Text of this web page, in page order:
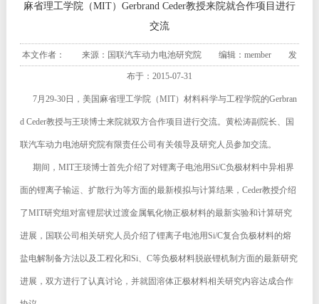
麻省理工学院（MIT）Gerbrand Ceder教授来院就合作项目进行
交流
本文作者： 来源：国联汽车动力电池研究院 编辑：member 发
布于：2015-07-31
7月 29-30日，美国麻省理工学院（MIT）材料科学与工程学院的Gerbran
d Ceder教授与王琰博士来院就双方合作项目进行交流。黄松涛副院长、国
联汽车动力电池研究院有限责任公司有关领导及研究人员参加交流。
期间， MIT王琰博士首先介绍了对锂离子电池用Si/C负极材料中异相界
面的锂离子输运、扩散行为等方面的最新模拟与计算结果， Ceder教授介绍
了MIT研究组对富锂层状过渡金属氧化物正极材料的最新实验和计算研究
进展，国联公司相关研究人员介绍了锂离子电池用Si/C复合负极材料的熔
盐电解制备方法以及工程化和Si、 C等负极材料脱嵌锂机制方面的最新研究
进展，双方进行了认真讨论，并就固溶体正极材料相关研究内容达成合作